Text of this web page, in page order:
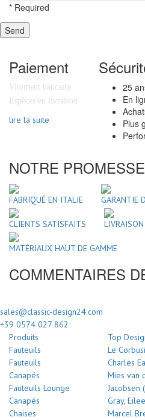
* Required
Send
Paiement
Virement bancaire
Espèces en livraison
lire la suite
25
En
Plus
NOTRE PROMESSE
FABRIQUÉ EN ITALIE GARANTIE
CLIENTS SATISFAITS
MATÉRIAUX HAUT DE GAMME
COMMENTAIRES
sales@classic-design24.com
+39 0574 027 862
Produits
Fauteuils
Fauteuils
Canapés
Fauteuils Lounge
Canapés
Chaises
Top
Le
Charles
Mies van
Jacobsen
Gray,
Marcel